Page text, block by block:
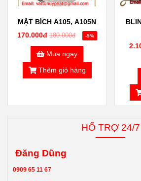
MẶT BÍCH A105, A105N
170.000đ 180.000đ -5%
Mua ngay
Thêm giỏ hàng
HỔ TRỢ 24/7
Đăng Dũng
0909 65 11 67